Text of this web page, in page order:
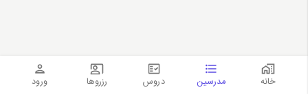
خانه مدرسین دروس رزروها ورود